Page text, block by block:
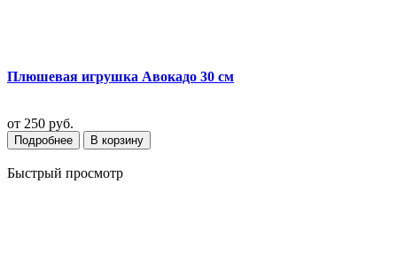
Плюшевая игрушка Авокадо 30 см
от 250 руб.
Подробнее В корзину
Быстрый просмотр